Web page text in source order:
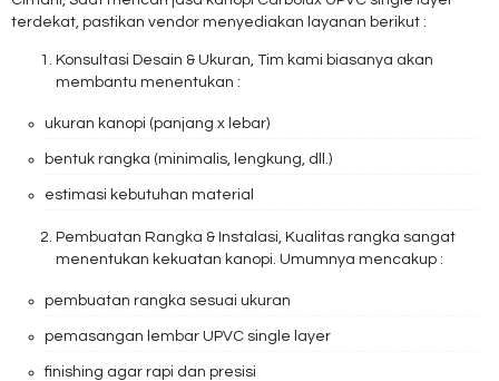
terdekat, pastikan vendor menyediakan layanan berikut :
Konsultasi Desain & Ukuran, Tim kami biasanya akan
membantu menentukan :
ukuran kanopi (panjang x lebar)
bentuk rangka (minimalis, lengkung, dll.)
estimasi kebutuhan material
Pembuatan Rangka & Instalasi, Kualitas rangka sangat
menentukan kekuatan kanopi. Umumnya mencakup :
pembuatan rangka sesuai ukuran
pemasangan lembar UPVC single layer
finishing agar rapi dan presisi